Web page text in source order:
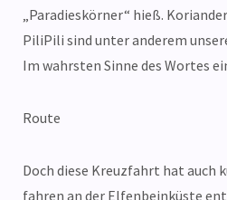
„Paradieskörner“ hieß.
PiliPili sind unter anderem
Im wahrsten Sinne des Wortes
Route
Doch diese Kreuzfahrt hat auch
fahren an der Elfenbeinküste